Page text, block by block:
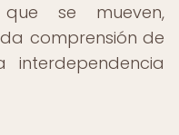
se mueven,
comprensión de